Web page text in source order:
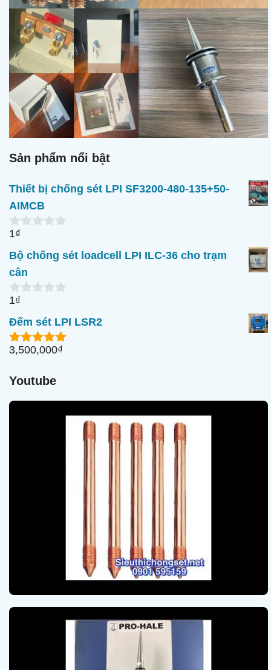
Sản phẩm nổi bật
Thiết bị chống sét LPI SF3200-480-135+50-
AIMCB
0
g
o
à
i
5
1₫
Bộ chống sét loadcell LPI ILC-36 cho trạm
cân
0
g
o
à
i
1₫
Đếm sét LPI LSR2
5.00ngoài
3,500,000₫
Youtube